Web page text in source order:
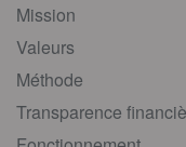
Mission
Valeurs
Méthode
Transparence